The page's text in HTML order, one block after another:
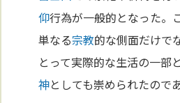
仰行為が一般的となった。
単なる宗教的な側面だけで
とって実際的な生活の一部
神としても崇められたので